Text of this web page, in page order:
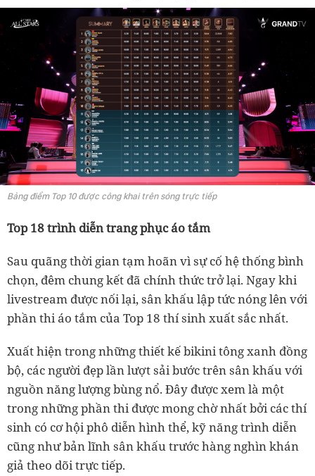
Bảng điểm Top 10 được công khai trên sóng trực tiếp
Top 18 trình diễn trang phục áo tắm
Sau quãng thời gian tạm hoãn vì sự cố hệ thống bình
chọn, đêm chung kết đã chính thức trở lại. Ngay khi
livestream được nối lại, sân khấu lập tức nóng lên với
phần thi áo tắm của Top 18 thí sinh xuất sắc nhất.
Xuất hiện trong những thiết kế bikini tông xanh đồng
bộ, các người đẹp lần lượt sải bước trên sân khấu với
nguồn năng lượng bùng nổ. Đây được xem là một
trong những phần thi được mong chờ nhất bởi các thí
sinh có cơ hội phô diễn hình thể, kỹ năng trình diễn
cũng như bản lĩnh sân khấu trước hàng nghìn khán
giả theo dõi trực tiếp.